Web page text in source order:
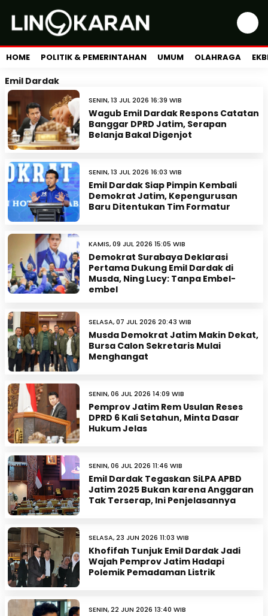
HOME POLITIK & PEMERINTAHAN UMUM OLAHRAGA
Emil Dardak
SENIN, 13 JUL 2026 16:39 WIB
Wagub Emil Dardak Respons Catatan
Banggar DPRD Jatim, Serapan
Belanja Bakal Digenjot
SENIN, 13 JUL 2026 16:03 WIB
Emil Dardak Siap Pimpin Kembali
Demokrat Jatim, Kepengurusan
Baru Ditentukan Tim Formatur
KAMIS, 09 JUL 2026 15:05 WIB
Demokrat Surabaya Deklarasi
Pertama Dukung Emil Dardak di
Musda, Ning Lucy: Tanpa Embel-
embel
SELASA, 07 JUL 2026 20:43 WIB
Musda Demokrat Jatim Makin Dekat,
Bursa Calon Sekretaris Mulai
Menghangat
SENIN, 06 JUL 2026 14:09 WIB
Pemprov Jatim Rem Usulan Reses
DPRD 6 Kali Setahun, Minta Dasar
Hukum Jelas
SENIN, 06 JUL 2026 11:46 WIB
Emil Dardak Tegaskan SiLPA APBD
Jatim 2025 Bukan karena Anggaran
Tak Terserap, Ini Penjelasannya
SELASA, 23 JUN 2026 11:03 WIB
Khofifah Tunjuk Emil Dardak Jadi
Wajah Pemprov Jatim Hadapi
Polemik Pemadaman Listrik
SENIN, 22 JUN 2026 13:40 WIB